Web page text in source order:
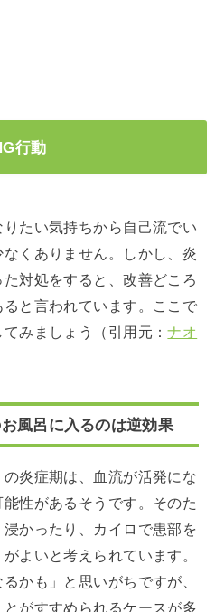
行動
たい気持ちから自己流でい
くありません。しかし、炎
対処をすると、改善どころ
と言われています。ここで
みましょう（引用元：ナオ
風呂に入るのは逆効果
炎症期は、血流が活発にな
性があるそうです。そのた
かったり、カイロで患部を
よいと考えられています。
かも」と思いがちですが、
がすすめられるケースが多